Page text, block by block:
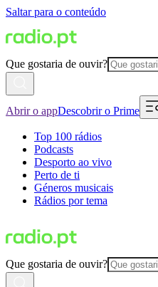
Saltar para o conteúdo
Que gostaria de ouvir?
Abrir o appDescobrir o Prime
Top 100 rádios
Podcasts
Desporto ao vivo
Perto de ti
Géneros musicais
Rádios por tema
Que gostaria de ouvir?